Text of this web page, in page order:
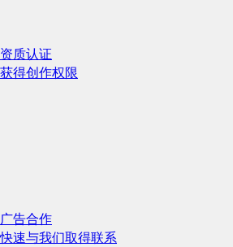
资质认证
获得创作权限
广告合作
快速与我们取得联系